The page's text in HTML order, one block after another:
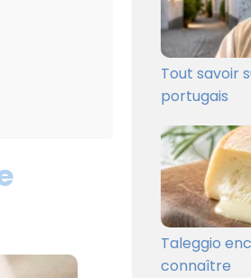
Tout savoir
portugais
Taleggio
connaître